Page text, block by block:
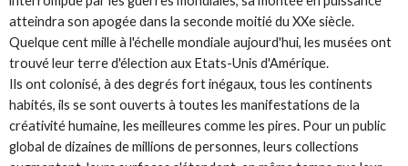
atteindra son apogée dans la seconde moitié du XXe siècle.
Quelque cent mille à l'échelle mondiale aujourd'hui, les musées ont
trouvé leur terre d'élection aux Etats-Unis d'Amérique.
Ils ont colonisé, à des degrés fort inégaux, tous les continents
habités, ils se sont ouverts à toutes les manifestations de la
créativité humaine, les meilleures comme les pires. Pour un public
global de dizaines de millions de personnes, leurs collections